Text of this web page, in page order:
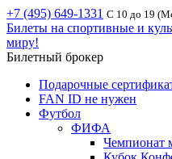
+7 (495) 649-1331 С 10 до 19
Билеты на спортивные и
миру!
Билетный брокер
Подарочные
FAN ID не нужен
Футбол
ФИФА
Чемпионат